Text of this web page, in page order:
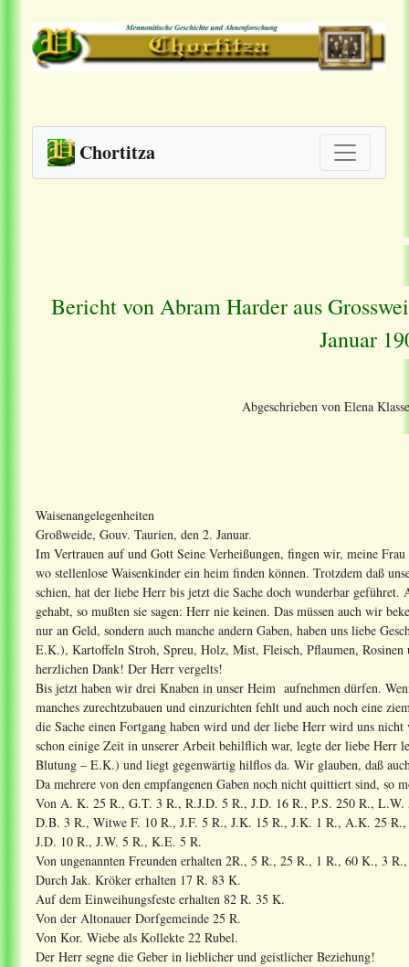
Chortitza
Bericht von Abram Harder aus
Januar
Abgeschrieben von Elena
Waisenangelegenheiten
Großweide, Gouv. Taurien, den 2. Januar.
Im Vertrauen auf und Gott Seine Verheißungen, fingen wir, meine
wo stellenlose Waisenkinder ein heim finden können. Trotzdem daß
schien, hat der liebe Herr bis jetzt die Sache doch wunderbar
gehabt, so mußten sie sagen: Herr nie keinen. Das müssen auch wir
nur an Geld, sondern auch manche andern Gaben, haben uns liebe
E.K.), Kartoffeln Stroh, Spreu, Holz, Mist, Fleisch, Pflaumen, Rosinen
herzlichen Dank! Der Herr vergelts!
Bis jetzt haben wir drei Knaben in unser Heim aufnehmen dürfen.
manches zurechtzubauen und einzurichten fehlt und auch noch eine
die Sache einen Fortgang haben wird und der liebe Herr wird uns
schon einige Zeit in unserer Arbeit behilflich war, legte der liebe Herr
Blutung – E.K.) und liegt gegenwärtig hilflos da. Wir glauben, daß
Da mehrere von den empfangenen Gaben noch nicht quittiert sind, so
Von A. K. 25 R., G.T. 3 R., R.J.D. 5 R., J.D. 16 R., P.S. 250 R.,
D.B. 3 R., Witwe F. 10 R., J.F. 5 R., J.K. 15 R., J.K. 1 R., A.K. 25
J.D. 10 R., J.W. 5 R., K.E. 5 R.
Von ungenannten Freunden erhalten 2R., 5 R., 25 R., 1 R., 60 K., 3
Durch Jak. Kröker erhalten 17 R. 83 K.
Auf dem Einweihungsfeste erhalten 82 R. 35 K.
Von der Altonauer Dorfgemeinde 25 R.
Von Kor. Wiebe als Kollekte 22 Rubel.
Der Herr segne die Geber in lieblicher und geistlicher Beziehung!